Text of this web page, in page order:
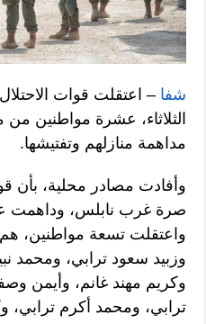
شفا – اعتقلت قوات
الثلاثاء، عشرة مواطنين
مداهمة منازلهم وتفتيشها.
وأفادت مصادر محلية، بأن
صرة غرب نابلس، وداهمت
واعتقلت تسعة مواطنين،
وزبيد سعود ترابي، ومحمد
وكريم مهند غانم، وأيمن
ترابي، ومحمد أكرم ترابي،